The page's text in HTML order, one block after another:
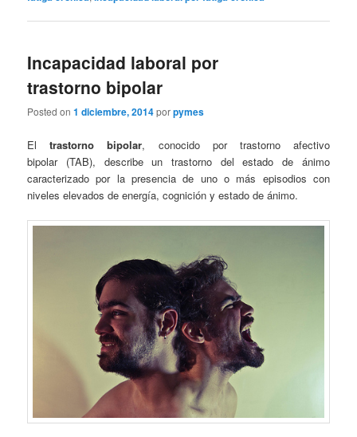
Incapacidad laboral por
trastorno bipolar
Posted on1 diciembre, 2014porpymes
El trastorno bipolar, conocido por trastorno afectivo
bipolar (TAB), describe un trastorno del estado de ánimo
caracterizado por la presencia de uno o más episodios con
niveles elevados de energía, cognición y estado de ánimo.